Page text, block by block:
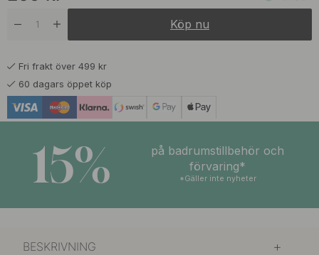
Mattsvart I lager
Polerad Krom
Köp nu
Fri frakt över 499 kr
60 dagars öppet köp
15%
på badrumstillbehör och
förvaring*
*Gäller inte nyheter
BESKRIVNING